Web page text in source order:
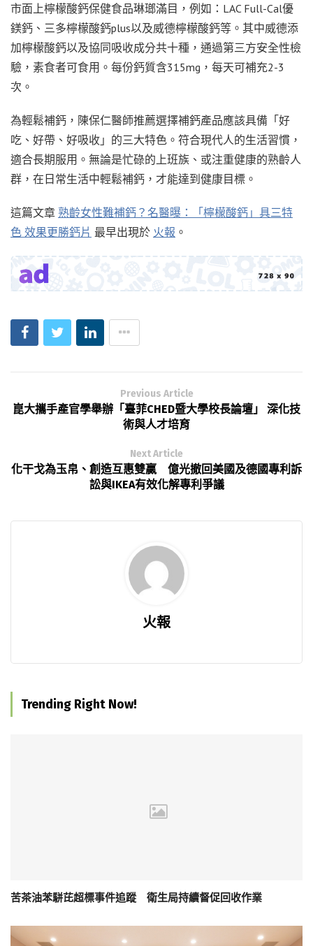
市面上檸檬酸鈣保健食品琳瑯滿目，例如：LAC Full-Cal優
鎂鈣、三多檸檬酸鈣plus以及威德檸檬酸鈣等。其中威德添
加檸檬酸鈣以及協同吸收成分共十種，通過第三方安全性檢
驗，素食者可食用。每份鈣質含315mg，每天可補充2-3
次。
為輕鬆補鈣，陳保仁醫師推薦選擇補鈣產品應該具備「好
吃、好帶、好吸收」的三大特色。符合現代人的生活習慣，
適合長期服用。無論是忙碌的上班族、或注重健康的熟齡人
群，在日常生活中輕鬆補鈣，才能達到健康目標。
這篇文章 熟齡女性難補鈣？名醫曝：「檸檬酸鈣」具三特
色 效果更勝鈣片 最早出現於 火報 。
Previous Article
崑大攜手產官學舉辦「臺菲CHED暨大學校長論壇」 深化技
術與人才培育
Next Article
化干戈為玉帛、創造互惠雙贏 億光撤回美國及德國專利訴
訟與IKEA有效化解專利爭議
火報
Trending Right Now!
苦茶油苯駢芘超標事件追蹤 衛生局持續督促回收作業